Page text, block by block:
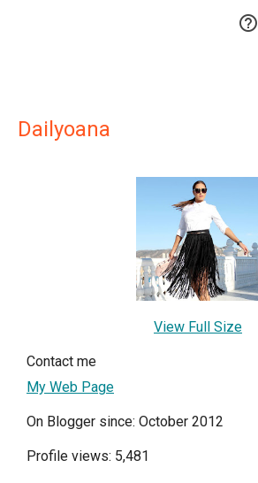

Dailyoana
View Full Size
Contact me
My Web Page
On Blogger since: October 2012
Profile views: 5,481